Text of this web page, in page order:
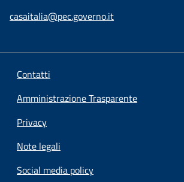
casaitalia@pec.governo.it
Contatti
Amministrazione Trasparente
Privacy
Note legali
Social media policy